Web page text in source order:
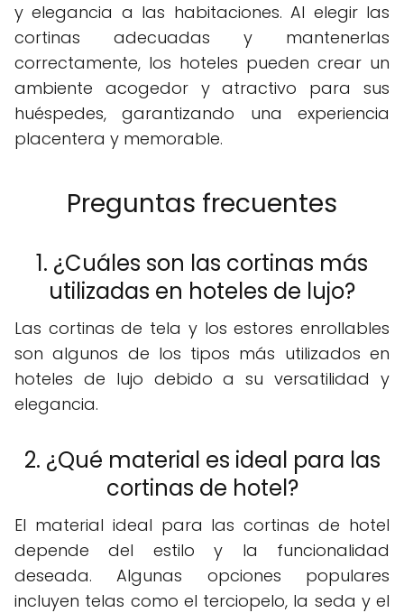
y elegancia a las habitaciones. Al elegir las
cortinas adecuadas y mantenerlas
correctamente, los hoteles pueden crear un
ambiente acogedor y atractivo para sus
huéspedes, garantizando una experiencia
placentera y memorable.
Preguntas frecuentes
1. ¿Cuáles son las cortinas más
utilizadas en hoteles de lujo?
Las cortinas de tela y los estores enrollables
son algunos de los tipos más utilizados en
hoteles de lujo debido a su versatilidad y
elegancia.
2. ¿Qué material es ideal para las
cortinas de hotel?
El material ideal para las cortinas de hotel
depende del estilo y la funcionalidad
deseada. Algunas opciones populares
incluyen telas como el terciopelo, la seda y el